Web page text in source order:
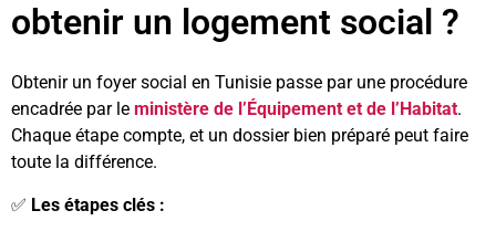
obtenir un logement social ?
Obtenir un foyer social en Tunisie passe par une procédure
encadrée par le ministère de l’Équipement et de l’Habitat.
Chaque étape compte, et un dossier bien préparé peut faire
toute la différence.
✅ Les étapes clés :